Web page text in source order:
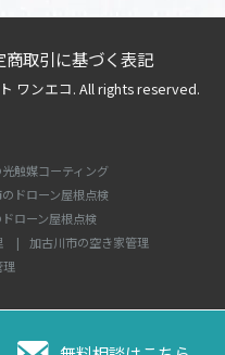
商取引に基づく表記
ワンエコ. All rights reserved.
触媒コーティング
ドローン屋根点検
ローン屋根点検
加古川市の空き家管理
理